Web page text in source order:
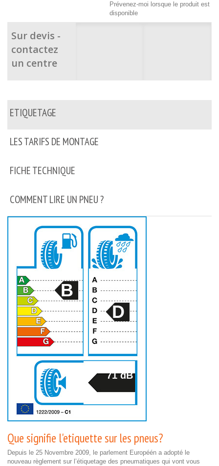
Prévenez-moi lorsque le produit est
disponible
Sur devis -
contactez
un centre
ETIQUETAGE
LES TARIFS DE MONTAGE
FICHE TECHNIQUE
COMMENT LIRE UN PNEU ?
B
D
71 dB
Que signifie l'etiquette sur les pneus?
Depuis le 25 Novembre 2009, le parlement Européén a adopté le
nouveau règlement sur l’étiquetage des pneumatiques qui vont vous